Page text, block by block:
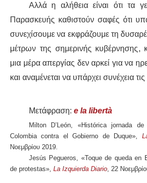
Αλλά η αλήθεια είναι ότι τα
Παρασκευής καθιστούν σαφές ότι
συνεχίσουμε να εκφράζουμε τη
μέτρων της σημερινής κυβέρνησης,
μια μέρααπεργίας δεν αρκεί για να
και αναμένεται να υπάρχει συνέχεια τις
Μετάφραση: e la libertà
Milton D’León, «Histórica jornada
Colombia contra el Gobierno de Duque»,
Νοεμβρίου 2019.
Jesús Pegueros, «Toque de queda en
de protestas», La Izquierda Diario, 22